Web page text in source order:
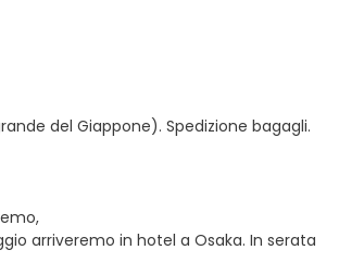
del Giappone). Spedizione bagagli.
arriveremo in hotel a Osaka. In serata